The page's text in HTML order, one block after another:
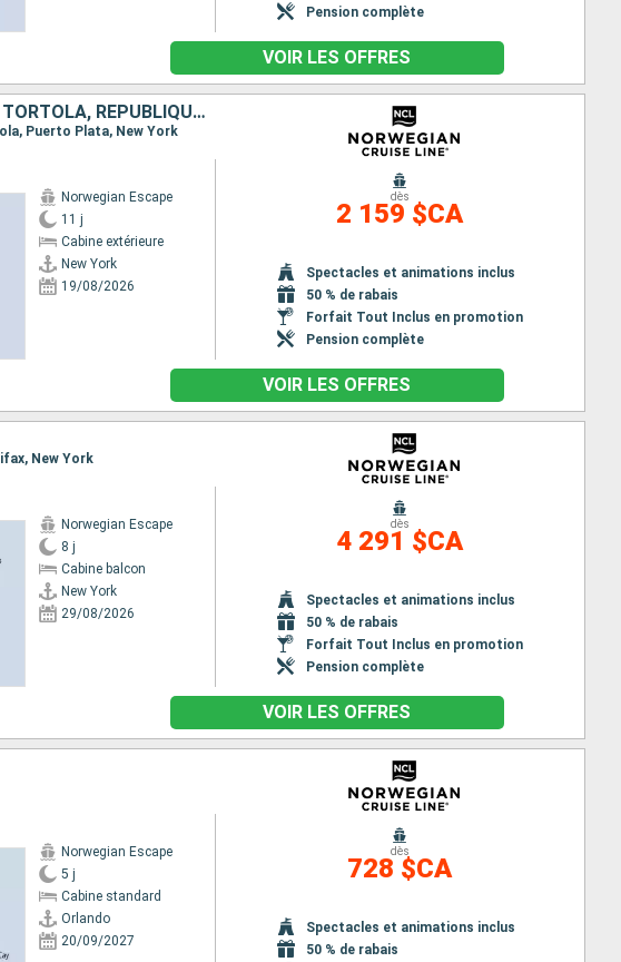
Pension complète
VOIR LES OFFRES
ÉTATS-UNIS, PORTO RICO, SAINT-MARTIN, SAINT-THOMAS, TORTOLA, RÉPUBLIQUE DOMINICAINE
Puerto Plata, New York
Norwegian Escape
11 j
Cabine extérieure
New York
19/08/2026
dès
2 159 $CA
Spectacles et animations inclus
50 % de rabais
Forfait Tout Inclus en promotion
Pension complète
VOIR LES OFFRES
New York
Norwegian Escape
8 j
Cabine balcon
New York
29/08/2026
dès
4 291 $CA
Spectacles et animations inclus
50 % de rabais
Forfait Tout Inclus en promotion
Pension complète
VOIR LES OFFRES
Norwegian Escape
5 j
Cabine standard
Orlando
20/09/2027
dès
728 $CA
Spectacles et animations inclus
50 % de rabais